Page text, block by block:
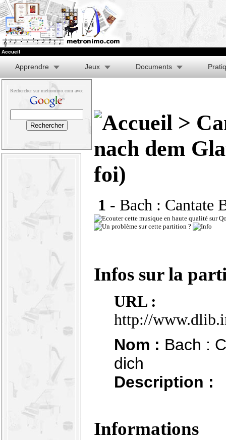
Accueil
Apprendre Jeux Documents
Rechercher sur metronimo.com avec
>
nach dem
foi)
1 - Bach : Cantate
Infos sur la
URL :
http://
Nom : Bach :
dich
Description :
Informations